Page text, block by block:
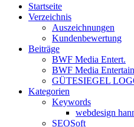
Startseite
Verzeichnis
Auszeichnungen
Kundenbewertung
Beiträge
BWF Media Entert.
BWF Media
GÜTESIEGEL
Kategorien
Keywords
webdesign
SEOSoft